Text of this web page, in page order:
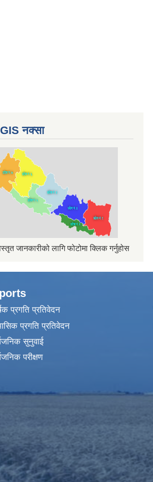
GIS नक्सा
जानकारीको लागि फोटोमा क्लिक गर्नुहोस
प्रगति प्रतिवेदन
प्रगति प्रतिवेदन
सुनुवाई
परीक्षण